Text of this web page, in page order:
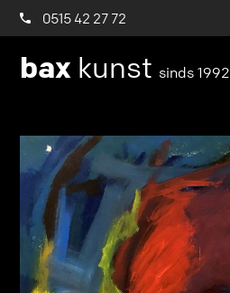
0515 42 27 72
bax kunst sinds 1992